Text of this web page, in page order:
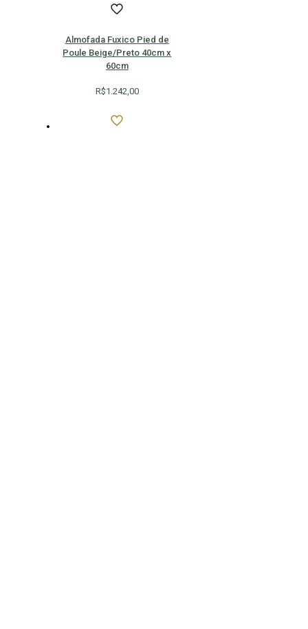
Almofada Fuxico Pied de
Poule Beige/Preto 40cm x
60cm
R$1.242,00